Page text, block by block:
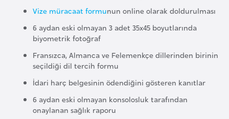
Vize müracaat formunun online olarak doldurulması
6 aydan eski olmayan 3 adet 35x45 boyutlarında
biyometrik fotoğraf
Fransızca, Almanca ve Felemenkçe dillerinden birinin
seçildiği dil tercih formu
İdari harç belgesinin ödendiğini gösteren kanıtlar
6 aydan eski olmayan konsolosluk tarafından
onaylanan sağlık raporu